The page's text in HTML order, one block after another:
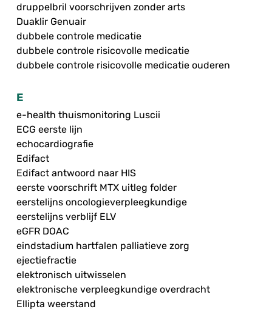
druppelbril voorschrijven zonder arts
Duaklir Genuair
dubbele controle medicatie
dubbele controle risicovolle medicatie
dubbele controle risicovolle medicatie ouderen
E
e-health thuismonitoring Luscii
ECG eerste lijn
echocardiografie
Edifact
Edifact antwoord naar HIS
eerste voorschrift MTX uitleg folder
eerstelijns oncologieverpleegkundige
eerstelijns verblijf ELV
eGFR DOAC
eindstadium hartfalen palliatieve zorg
ejectiefractie
elektronisch uitwisselen
elektronische verpleegkundige overdracht
Ellipta weerstand